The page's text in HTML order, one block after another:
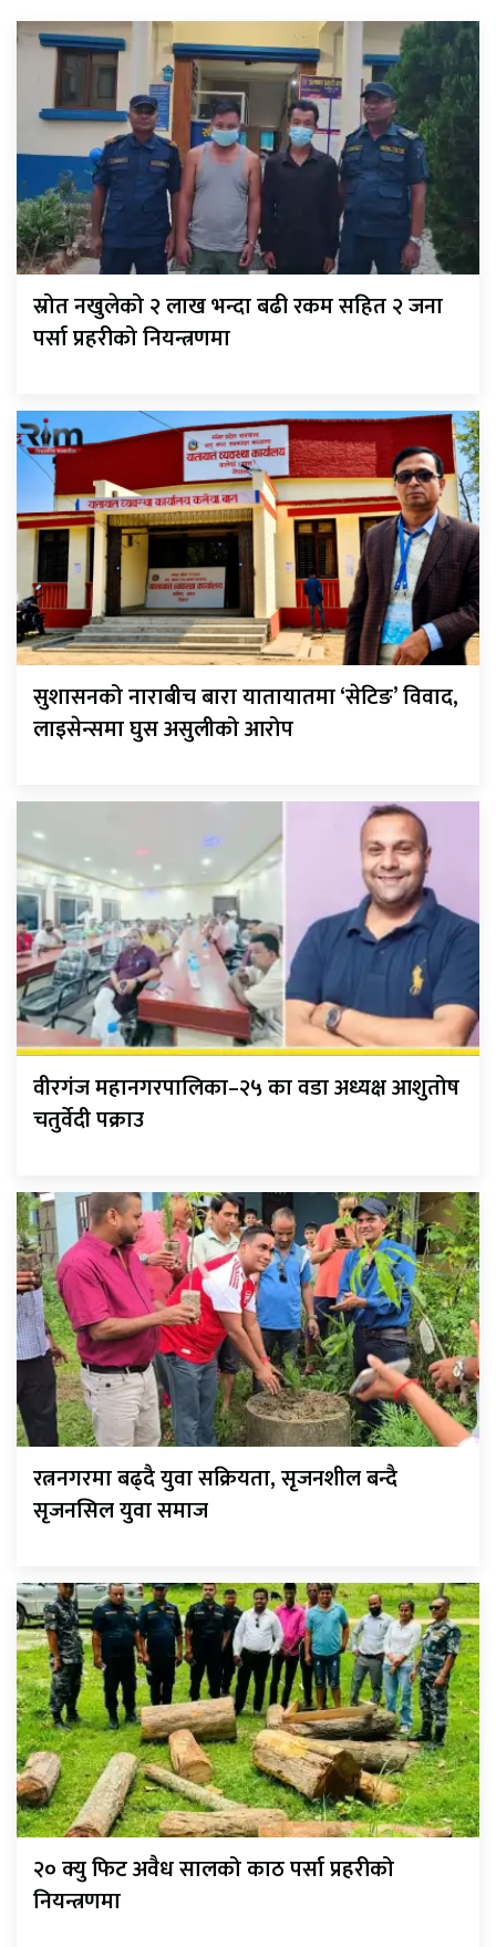
स्रोत नखुलेको २ लाख भन्दा बढी रकम सहित २ जना
पर्सा प्रहरीको नियन्त्रणमा
सुशासनको नाराबीच बारा यातायातमा ‘सेटिङ’ विवाद,
लाइसेन्समा घुस असुलीको आरोप
वीरगंज महानगरपालिका–२५ का वडा अध्यक्ष आशुतोष
चतुर्वेदी पक्राउ
रत्ननगरमा बढ्दै युवा सक्रियता, सृजनशील बन्दै
सृजनसिल युवा समाज
२० क्यु फिट अवैध सालको काठ पर्सा प्रहरीको
नियन्त्रणमा